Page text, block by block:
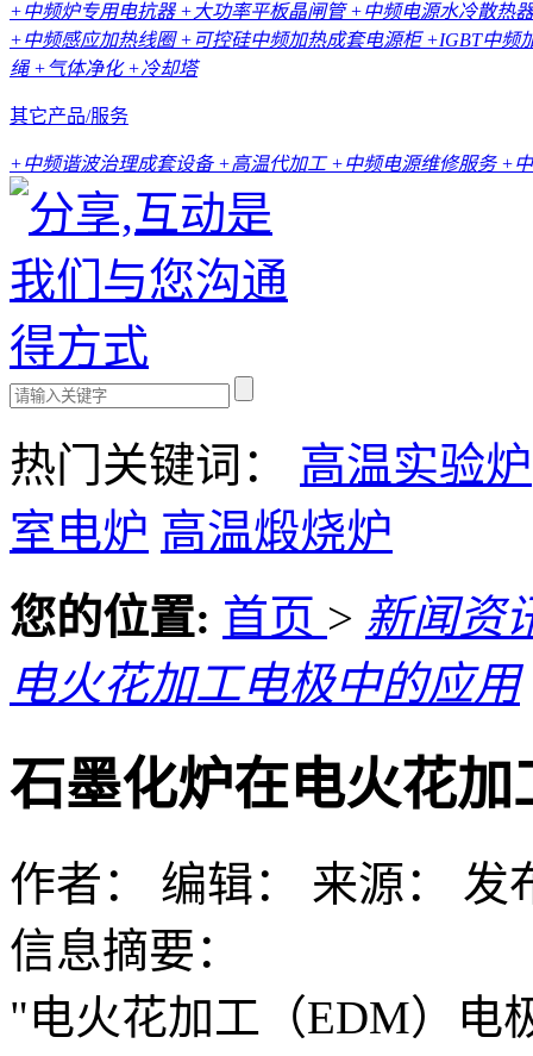
+中频炉专用电抗器 +大功率平板晶闸管+中频电源水冷散热
+中频感应加热线圈+可控硅中频加热成套电源柜+IGBT中频
绳 +气体净化+冷却塔
其它产品/服务
+中频谐波治理成套设备 +高温代加工+中频电源维修服务 +
热门关键词： 高温实验炉
室电炉 高温煅烧炉
您的位置: 首页 > 新闻资
电火花加工电极中的应用
石墨化炉在电火花
作者： 编辑： 来源： 发
信息摘要：
"电火花加工（EDM）电